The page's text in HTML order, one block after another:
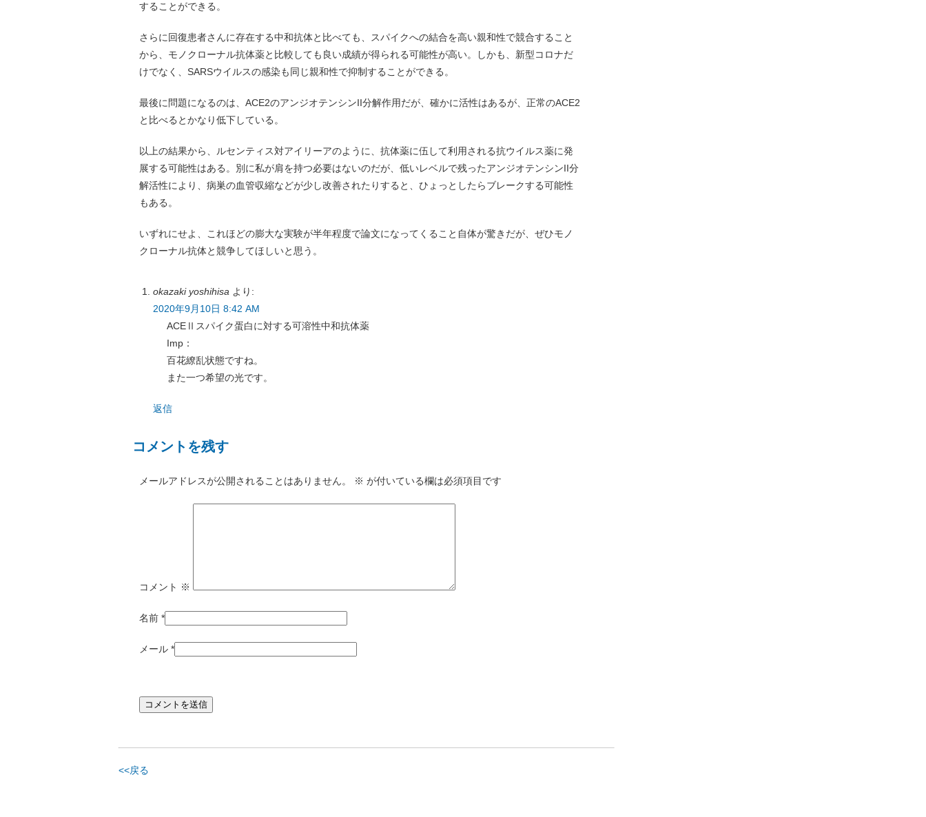
することができる。
さらに回復患者さんに存在する中和抗体と比べても、スパイクへの結合を高い親和性で競合すること
から、モノクローナル抗体薬と比較しても良い成績が得られる可能性が高い。しかも、新型コロナだ
けでなく、SARSウイルスの感染も同じ親和性で抑制することができる。
最後に問題になるのは、ACE2のアンジオテンシンII分解作用だが、確かに活性はあるが、正常のACE2
と比べるとかなり低下している。
以上の結果から、ルセンティス対アイリーアのように、抗体薬に伍して利用される抗ウイルス薬に発
展する可能性はある。別に私が肩を持つ必要はないのだが、低いレベルで残ったアンジオテンシンII分
解活性により、病巣の血管収縮などが少し改善されたりすると、ひょっとしたらブレークする可能性
もある。
いずれにせよ、これほどの膨大な実験が半年程度で論文になってくること自体が驚きだが、ぜひモノ
クローナル抗体と競争してほしいと思う。
okazaki yoshihisa より:
2020年9月10日 8:42 AM
ACEⅡスパイク蛋白に対する可溶性中和抗体薬
Imp：
百花繚乱状態ですね。
また一つ希望の光です。
返信
コメントを残す
メールアドレスが公開されることはありません。 ※ が付いている欄は必須項目です
コメント ※
名前 *
メール *
<<戻る